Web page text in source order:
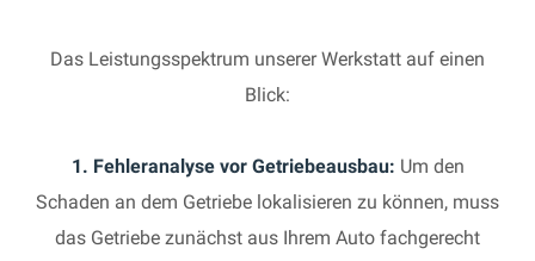
Das Leistungsspektrum unserer Werkstatt auf einen
Blick:
1. Fehleranalyse vor Getriebeausbau: Um den
Schaden an dem Getriebe lokalisieren zu können, muss
das Getriebe zunächst aus Ihrem Auto fachgerecht